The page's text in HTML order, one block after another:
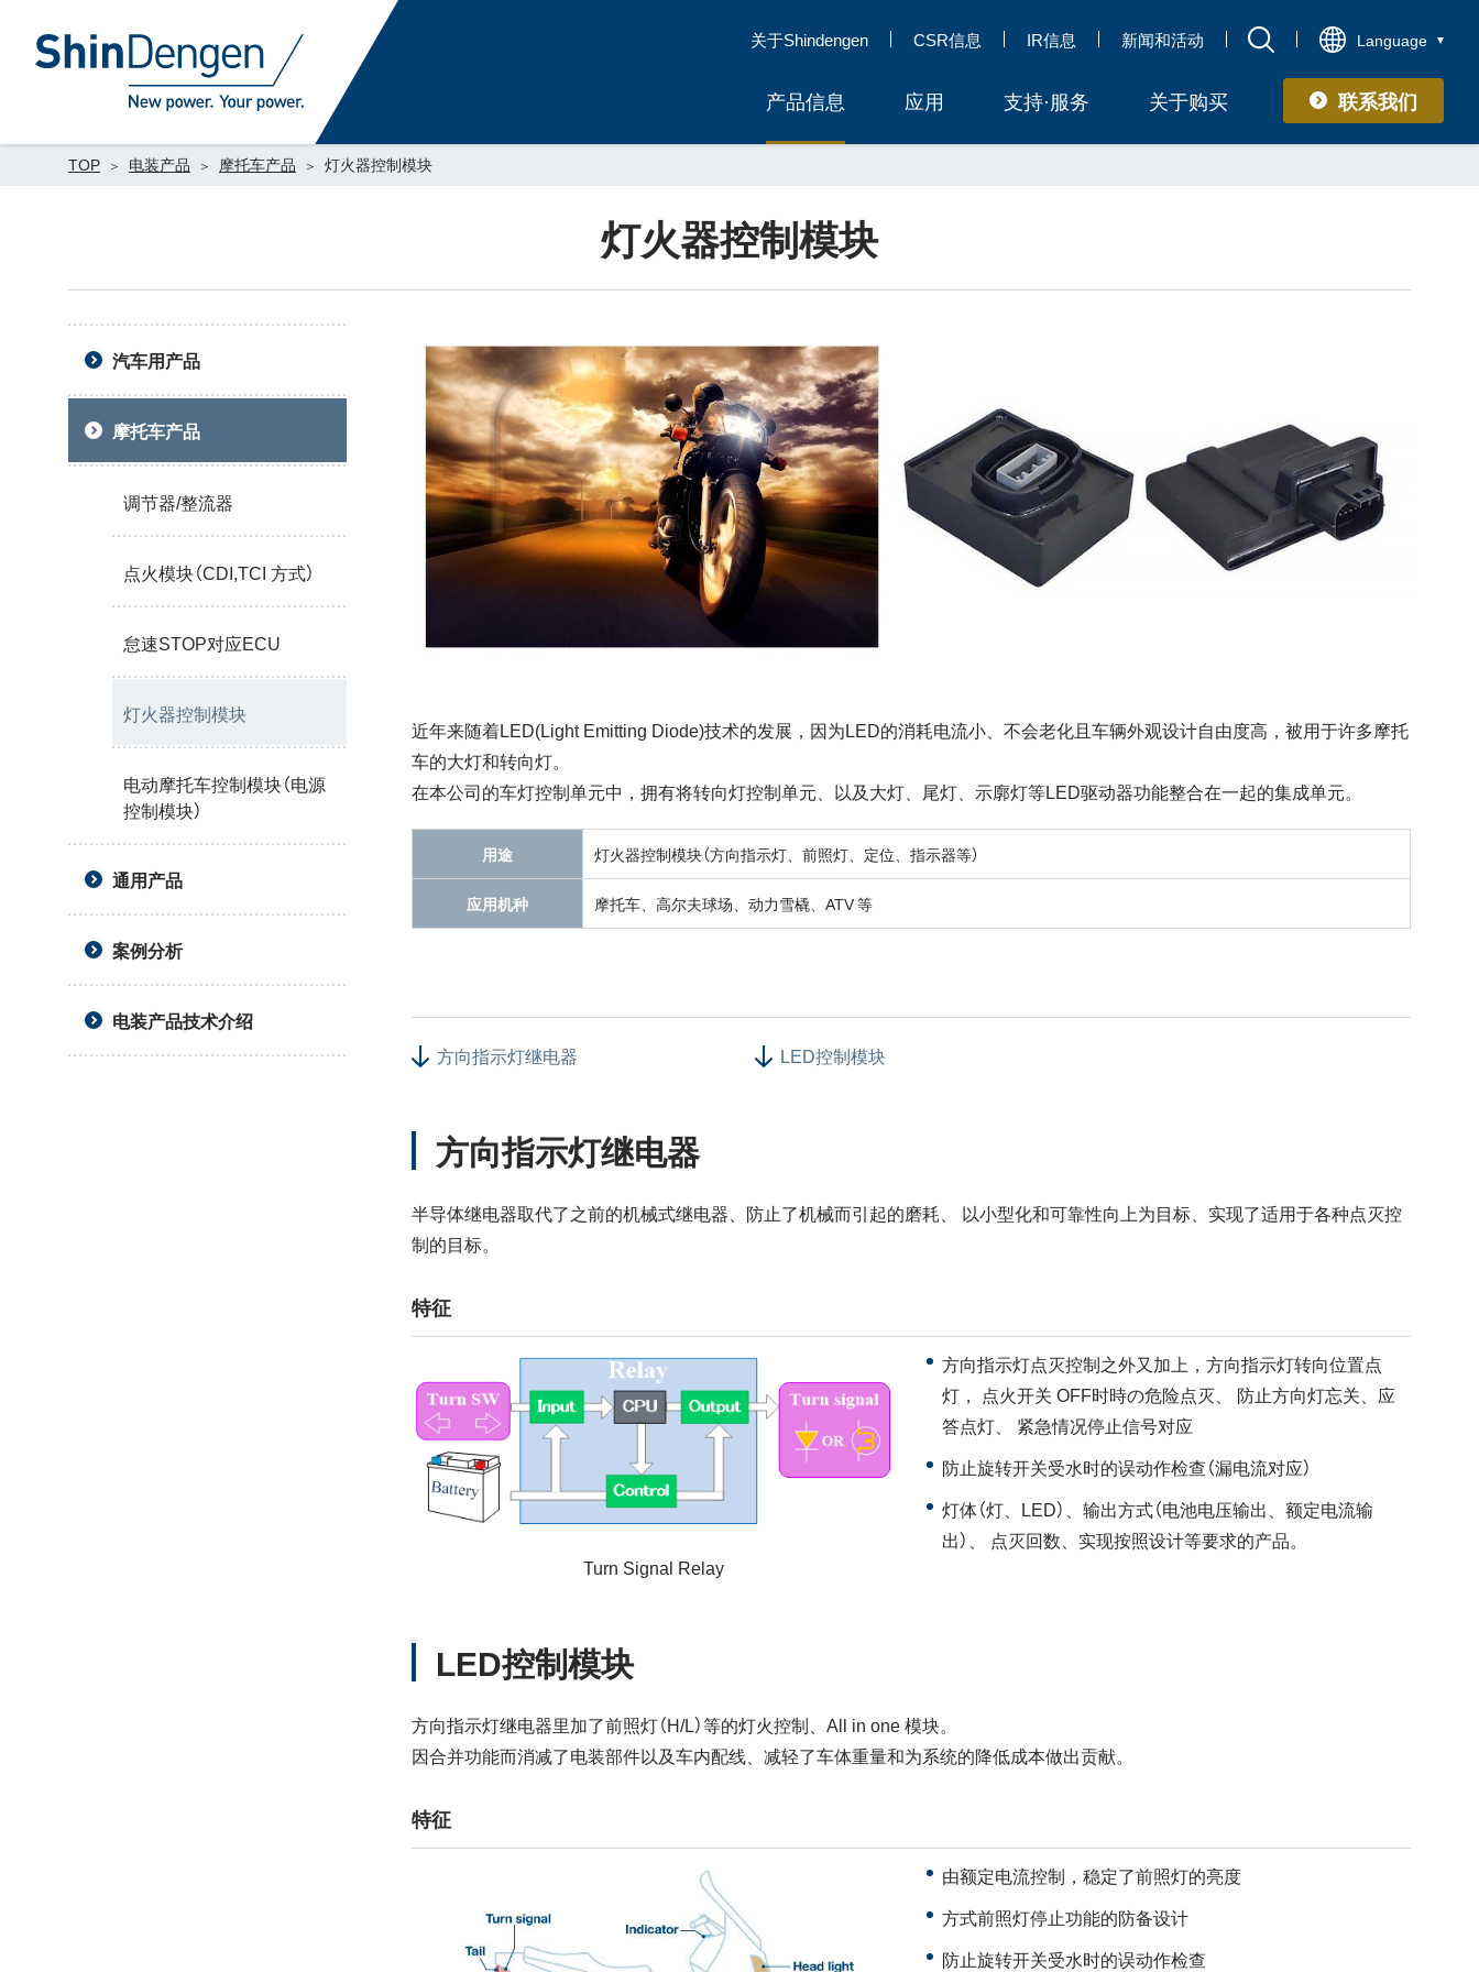
关于Shindengen CSR信息 IR信息 新闻和活动 Language
产品信息 应用 支持·服务 关于购买 联系我们
TOP 电装产品 摩托车产品 灯火器控制模块
灯火器控制模块
近年来随着LED(Light Emitting Diode)技术的发展，因为LED的消耗电流小、不会老化且车辆外观设计自由度高，被用于许多摩托
车的大灯和转向灯。
在本公司的车灯控制单元中，拥有将转向灯控制单元、以及大灯、尾灯、示廓灯等LED驱动器功能整合在一起的集成单元。
用途 灯火器控制模块（方向指示灯、前照灯、定位、指示器等）
应用机种 摩托车、高尔夫球场、动力雪橇、ATV 等
方向指示灯继电器 LED控制模块
方向指示灯继电器
半导体继电器取代了之前的机械式继电器、防止了机械而引起的磨耗、 以小型化和可靠性向上为目标、实现了适用于各种点灭控
制的目标。
特征
Turn Signal Relay
方向指示灯点灭控制之外又加上，方向指示灯转向位置点
灯， 点火开关 OFF时時の危险点灭、 防止方向灯忘关、应
答点灯、 紧急情况停止信号对应
防止旋转开关受水时的误动作检查（漏电流对应）
灯体（灯、LED）、输出方式（电池电压输出、额定电流输
出）、 点灭回数、实现按照设计等要求的产品。
LED控制模块
方向指示灯继电器里加了前照灯（H/L）等的灯火控制、All in one 模块。
因合并功能而消减了电装部件以及车内配线、减轻了车体重量和为系统的降低成本做出贡献。
特征
由额定电流控制，稳定了前照灯的亮度
方式前照灯停止功能的防备设计
防止旋转开关受水时的误动作检查
汽车用产品
摩托车产品
调节器/整流器
点火模块（CDI,TCI 方式）
怠速STOP对应ECU
灯火器控制模块
电动摩托车控制模块（电源
控制模块）
通用产品
案例分析
电装产品技术介绍